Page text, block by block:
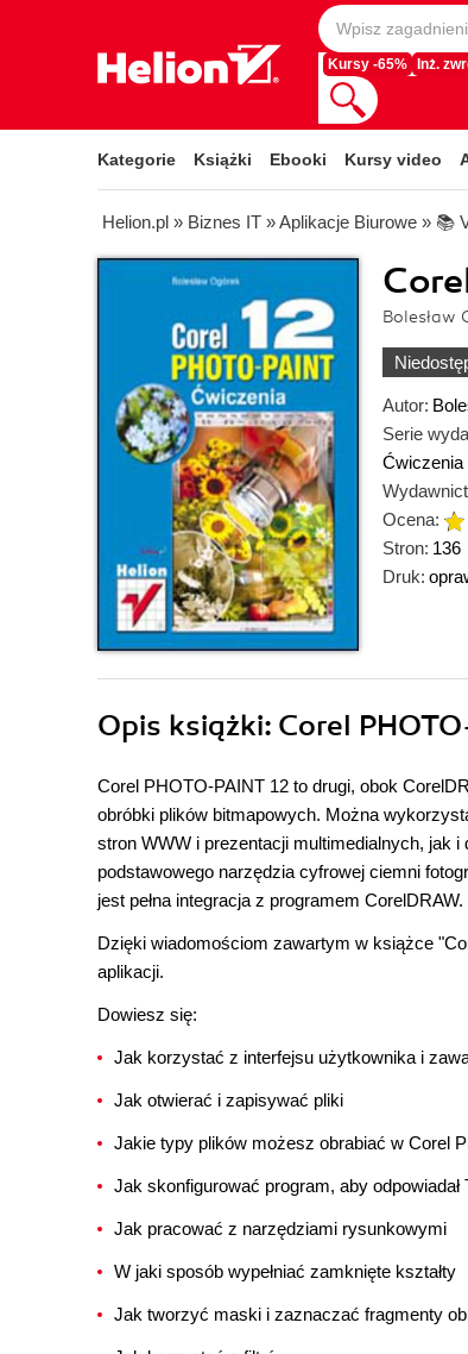
Kursy -65% Inż.
Kategorie Książki Ebooki Kursy video
Helion.pl » Biznes IT »Aplikacje Biurowe » 📚
Bolesław
Autor:
Serie
Ćwiczenia
Ocena:
Stron: 136
Druk:
Opis książki: Corel
Corel PHOTO-PAINT 12 to drugi, obok
obróbki plików bitmapowych. Można
stron WWW i prezentacji multimedialnych, jak i
podstawowego narzędzia cyfrowej ciemni
jest pełna integracja z programem CorelDRAW.
Dzięki wiadomościom zawartym w książce
aplikacji.
Dowiesz się:
Jak korzystać z interfejsu użytkownika i
Jak otwierać i zapisywać pliki
Jakie typy plików możesz obrabiać w Corel
Jak skonfigurować program, aby
Jak pracować z narzędziami rysunkowymi
W jaki sposób wypełniać zamknięte kształty
Jak tworzyć maski i zaznaczać fragmenty